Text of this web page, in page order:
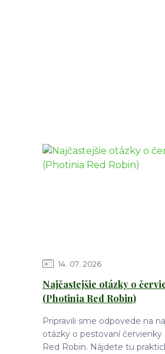
14 07 2026
Najčastejšie otázky o
(Photinia Red Robin)
Pripravili sme odpovede na
otázky o pestovaní červienky
Red Robin. Nájdete tu